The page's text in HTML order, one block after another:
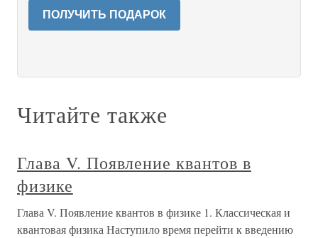
ПОЛУЧИТЬ ПОДАРОК
Читайте также
Глава V. Появление квантов в
физике
Глава V. Появление квантов в физике 1. Классическая и
квантовая физика Наступило время перейти к введению